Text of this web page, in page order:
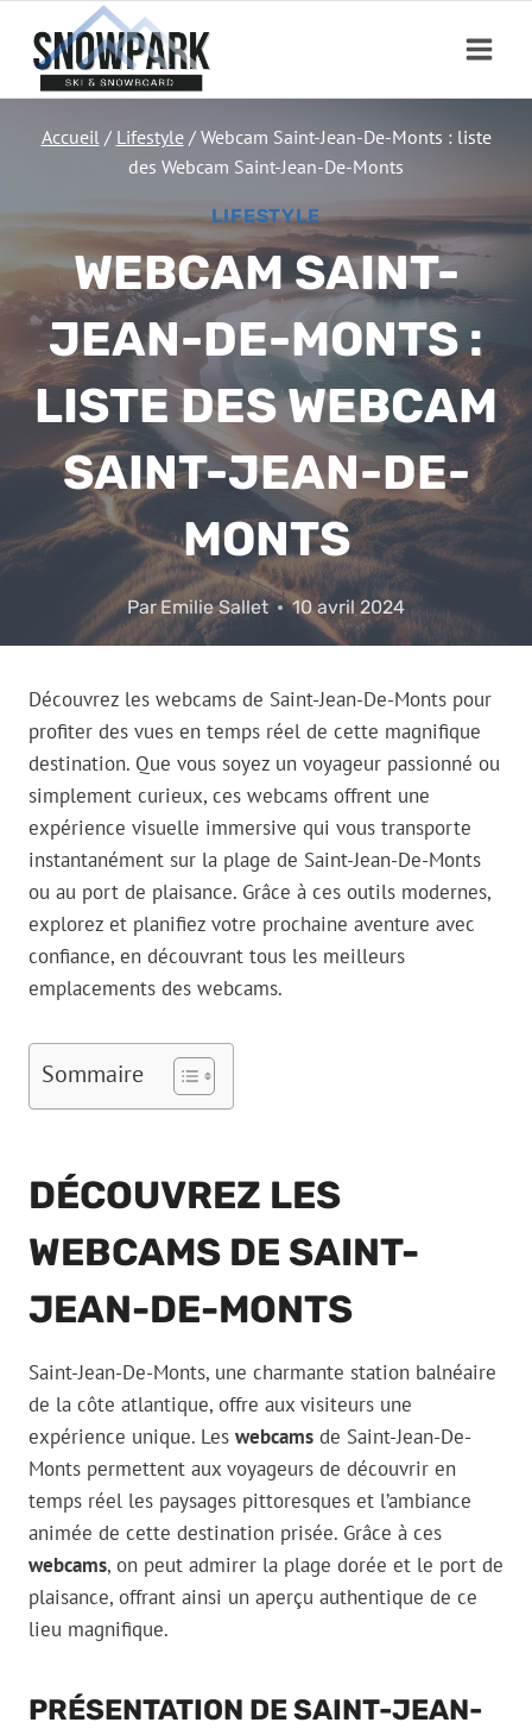
contenu
Accueil / Lifestyle / Webcam Saint-Jean-De-Monts : liste
des Webcam Saint-Jean-De-Monts
LIFESTYLE
WEBCAM SAINT-
JEAN-DE-MONTS :
LISTE DES WEBCAM
SAINT-JEAN-DE-
MONTS
ParEmilie Sallet 10 avril 2024
Découvrez les webcams de Saint-Jean-De-Monts pour
profiter des vues en temps réel de cette magnifique
destination. Que vous soyez un voyageur passionné ou
simplement curieux, ces webcams offrent une
expérience visuelle immersive qui vous transporte
instantanément sur la plage de Saint-Jean-De-Monts
ou au port de plaisance. Grâce à ces outils modernes,
explorez et planifiez votre prochaine aventure avec
confiance, en découvrant tous les meilleurs
emplacements des webcams.
Sommaire
DÉCOUVREZ LES
WEBCAMS DE SAINT-
JEAN-DE-MONTS
Saint-Jean-De-Monts, une charmante station balnéaire
de la côte atlantique, offre aux visiteurs une
expérience unique. Les webcams de Saint-Jean-De-
Monts permettent aux voyageurs de découvrir en
temps réel les paysages pittoresques et l’ambiance
animée de cette destination prisée. Grâce à ces
webcams, on peut admirer la plage dorée et le port de
plaisance, offrant ainsi un aperçu authentique de ce
lieu magnifique.
PRÉSENTATION DE SAINT-JEAN-